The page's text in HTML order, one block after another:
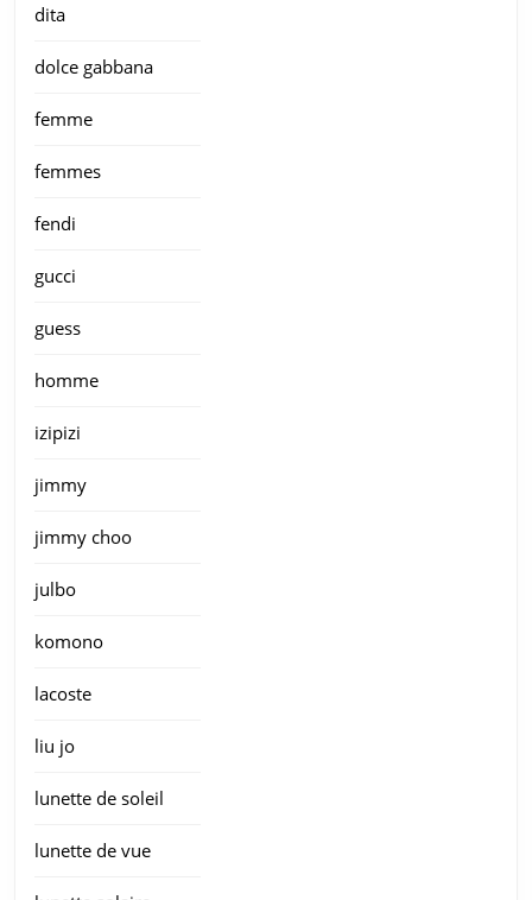
dita
dolce gabbana
femme
femmes
fendi
gucci
guess
homme
izipizi
jimmy
jimmy choo
julbo
komono
lacoste
liu jo
lunette de soleil
lunette de vue